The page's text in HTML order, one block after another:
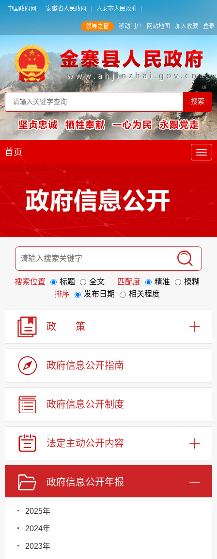
中国政府网 安徽省人民政府 六安市人民政府
领导之窗 移动门户 网站地图 加入收藏 登录
首页
搜索位置 标题 全文 匹配度 精准
模糊
排序
发布日期 相关程度
政 策
政府信息公开指南
政府信息公开制度
法定主动公开内容
政府信息公开年报
2025年
2024年
2023年